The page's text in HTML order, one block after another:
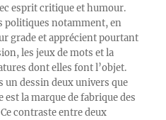
esprit critique et humour.
politiques notamment, en
grade et apprécient pourtant
les jeux de mots et la
dont elles font l’objet.
un dessin deux univers que
est la marque de fabrique des
contraste entre deux